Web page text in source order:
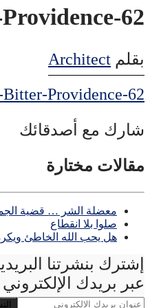
62-Rawth–Alanayah-Alhilwah-Walmrah—Ruth-Sweet-and-Bitter-Providence
بقلم Architect
62-Rawth--Alanayah-Alhilwah-Walmrah---Ruth-Sweet-and-Bitter-Providence
شارك مع أصدقائك
مقالات مختارة
معضلة الشر … قضية
صلوا بلا انقطاع
هل يحب الله الخاطئ
إشترك بنشرتنا
عبر بريدك الإلكتروني